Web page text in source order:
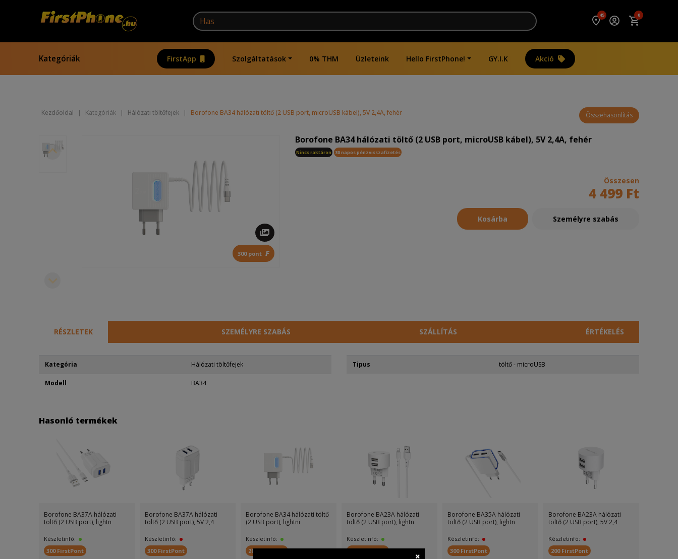
45 0
Kategóriák FirstApp Szolgáltatások 0% THM Üzleteink Hello FirstPhone! GY.I.K Akció
Kezdőoldal | Kategóriák | Hálózati töltőfejek | Borofone BA34 hálózati töltő (2 USB port, microUSB kábel), 5V 2,4A, fehér Összehasonlítás
300 pont F
Borofone BA34 hálózati töltő (2 USB port, microUSB kábel), 5V 2,4A, fehér
Nincs raktáron 30 napos pénzvisszafizetés
Összesen
4 499 Ft
Személyre szabás
Kosárba
RÉSZLETEK SZEMÉLYRE SZABÁS SZÁLLÍTÁS ÉRTÉKELÉS
Kategória Hálózati töltőfejek
Modell BA34
Tipus töltő - microUSB
Hasonló termékek
BA37A hálózati
USB port), 5V 2,4
Borofone BA34 hálózati töltő
(2 USB port), lightni
200 FirstPont
Borofone BA23A hálózati
töltő (2 USB port), lightn
300 FirstPont
Borofone BA35A hálózati
töltő (2 USB port), lightn
300 FirstPont
Borofone BA23A hálózati
töltő (2 USB port), 5V 2,4
200 FirstPont
Borofone BA23A hálózati
töltő (2 USB port, microUS
300 FirstPont
Borofone BA37A hálózati
töltő (2 USB port, type-C
300 FirstPont